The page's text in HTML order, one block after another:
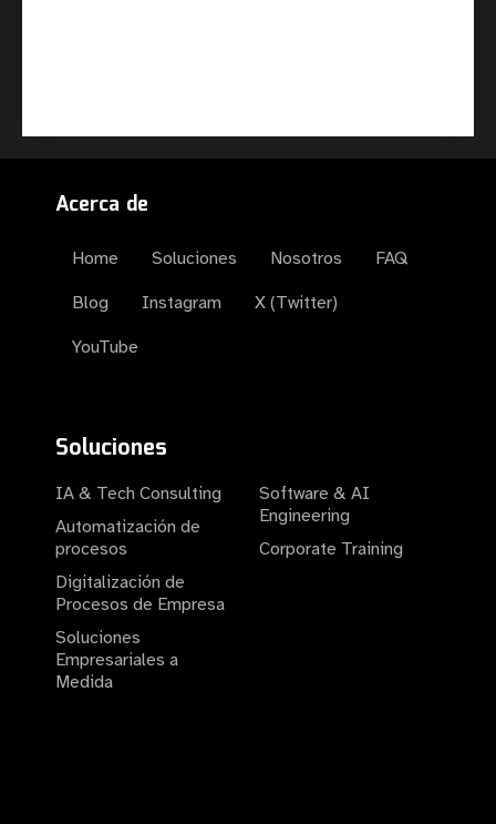
Acerca de
Home Soluciones Nosotros
FAQ
Blog
Instagram
X (Twitter)
YouTube
Soluciones
IA & Tech Consulting
Automatización de
procesos
Digitalización de
Procesos de Empresa
Soluciones
Empresariales a
Medida
Software & AI
Engineering
Corporate Training